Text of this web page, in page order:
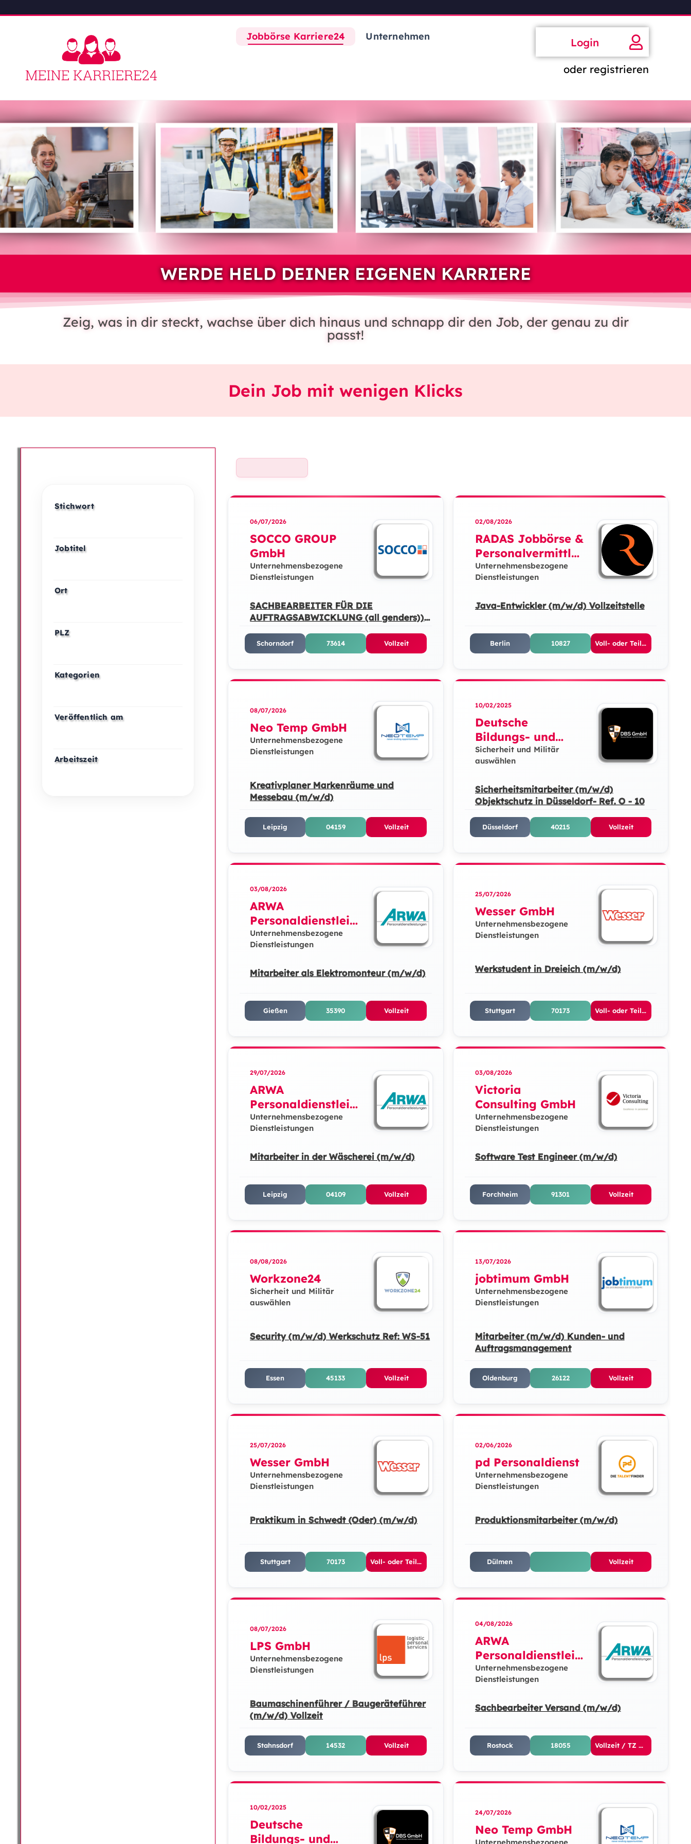
Jobbörse Karriere24 Unternehmen Login
oder registrieren
WERDE HELD DEINER EIGENEN KARRIERE
Zeig, was in dir steckt, wachse über dich hinaus und schnapp dir den Job, der genau zu dir
passt!
Dein Job mit wenigen Klicks
Stichwort
Jobtitel
Ort
PLZ
Kategorien
Veröffentlich am
Arbeitszeit
06/07/2026
SOCCO GROUP
GmbH
Unternehmensbezogene
Dienstleistungen
SACHBEARBEITER FÜR DIE
AUFTRAGSABWICKLUNG (all genders))
Schorndorf 73614 Vollzeit
02/08/2026
RADAS Jobbörse &
Personalvermittlun
g GmbH
Unternehmensbezogene
Dienstleistungen
Java-Entwickler (m/w/d) Vollzeitstelle
Berlin 10827 Voll- oder Teilzeit
08/07/2026
Neo Temp GmbH
Unternehmensbezogene
Dienstleistungen
Kreativplaner Markenräume und
Messebau (m/w/d)
Leipzig 04159 Vollzeit
10/02/2025
Deutsche
Bildungs- und
Sicherheitslösunge
n GmbH
Sicherheit und Militär
auswählen
Sicherheitsmitarbeiter (m/w/d)
Objektschutz in Düsseldorf- Ref. O - 10
Düsseldorf 40215 Vollzeit
03/08/2026
ARWA
Personaldienstleist
ungen GmbH
Unternehmensbezogene
Dienstleistungen
Mitarbeiter als Elektromonteur (m/w/d)
Gießen 35390 Vollzeit
25/07/2026
Wesser GmbH
Unternehmensbezogene
Dienstleistungen
Werkstudent in Dreieich (m/w/d)
Stuttgart 70173 Voll- oder Teilzeit
29/07/2026
ARWA
Personaldienstleist
ungen GmbH
Unternehmensbezogene
Dienstleistungen
Mitarbeiter in der Wäscherei (m/w/d)
Leipzig 04109 Vollzeit
03/08/2026
Victoria
Consulting GmbH
Unternehmensbezogene
Dienstleistungen
Software Test Engineer (m/w/d)
Forchheim 91301 Vollzeit
08/08/2026
Workzone24
Sicherheit und Militär
auswählen
Security (m/w/d) Werkschutz Ref: WS-51
Essen 45133 Vollzeit
13/07/2026
jobtimum GmbH
Unternehmensbezogene
Dienstleistungen
Mitarbeiter (m/w/d) Kunden- und
Auftragsmanagement
Oldenburg 26122 Vollzeit
25/07/2026
Wesser GmbH
Unternehmensbezogene
Dienstleistungen
Praktikum in Schwedt (Oder) (m/w/d)
Stuttgart 70173 Voll- oder Teilzeit
02/06/2026
pd Personaldienst
Unternehmensbezogene
Dienstleistungen
Produktionsmitarbeiter (m/w/d)
Dülmen Vollzeit
08/07/2026
LPS GmbH
Unternehmensbezogene
Dienstleistungen
Baumaschinenführer / Baugeräteführer
(m/w/d) Vollzeit
Stahnsdorf 14532 Vollzeit
04/08/2026
ARWA
Personaldienstleist
ungen GmbH
Unternehmensbezogene
Dienstleistungen
Sachbearbeiter Versand (m/w/d)
Rostock 18055 Vollzeit / TZ Vormittags / TZ Nachmittags / TZ Abends
10/02/2025
Deutsche
Bildungs- und
24/07/2026
Neo Temp GmbH